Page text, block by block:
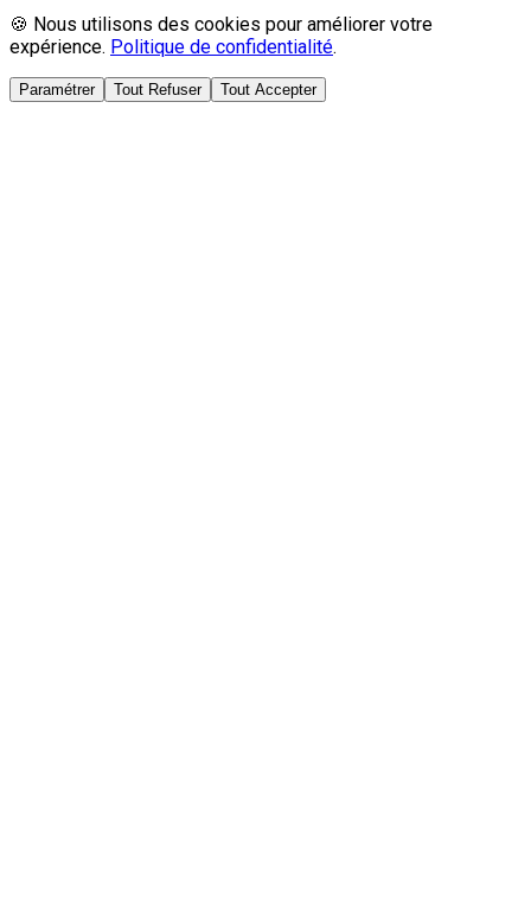
🍪 Nous utilisons des cookies pour améliorer votre
expérience. Politique de confidentialité.
Paramétrer Tout Refuser Tout Accepter